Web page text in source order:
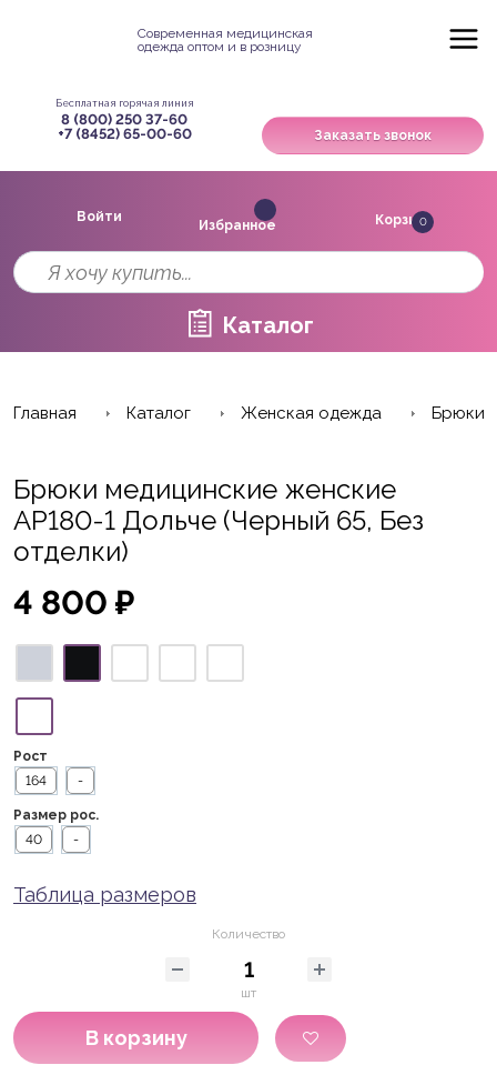
Современная медицинская
одежда оптом и в розницу
Бесплатная горячая линия
8 (800) 250 37-60
+7 (8452) 65-00-60
Заказать звонок
Каталог
Войти
Избранное 0
Корзина
Главная Каталог Женская одежда Брюки
Брюки медицинские женские
AP180-1 Дольче (Черный 65, Без
отделки)
4 800 ₽
Рост
164
-
Размер рос.
40
-
Таблица размеров
Количество
шт
В корзину